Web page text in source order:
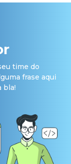
time do
frase aqui
bla!